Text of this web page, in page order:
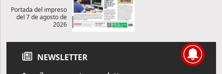
Portada del impreso
del 7 de agosto de
2026
NEWSLETTER